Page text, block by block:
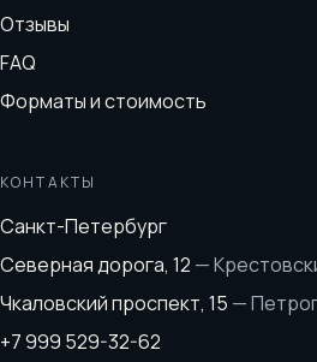
Отзывы
FAQ
Форматы и стоимость
КОНТАКТЫ
Санкт-Петербург
Северная дорога, 12 —
Чкаловский проспект, 15 —
+7 999 529-32-62